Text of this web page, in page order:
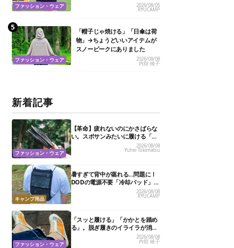
ファッション・ウェア 2026/08/05
RYUCAMP
ファッション・ウェア
「帽子じゃ焼ける」「日傘は荷
物」→ちょうどいいアイテムが
スノーピークにありました
2026/08/08
内舘 綾子
新着記事
ファッション・ウェア
【革命】疲れないのにかさばらな
い。スポサンみたいに履ける「リ
カバリーサンダル」が大本命！
2026/08/08
Yuhei Tokimatsu
キャンプ用品
暑すぎて背中が蒸れる…問題に！
DODの電源不要「冷却パッド」を
試したら、夏の移動がラクになっ
た
2026/08/08
RYUCAMP
ファッション・ウェア
「スッと履ける」「かかとを踏め
る」。脱ぎ履きのイライラが消え
る快適“スニーカーサンダル”6選
2026/08/08
内舘 綾子